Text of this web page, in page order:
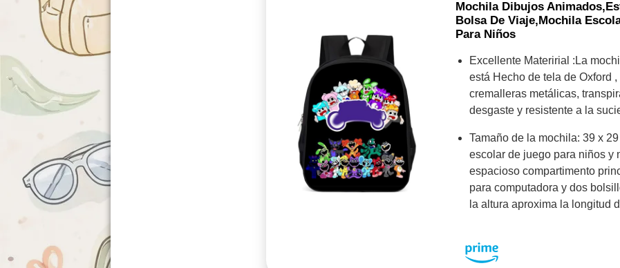
Mochila Dibujos
Bolsa De Viaje,Mochila
Para Niños
Excellente Materirial :La
está Hecho de tela de Oxford
cremalleras metálicas,
desgaste y resistente a la
Tamaño de la mochila: 39 x
escolar de juego para niños y
espacioso compartimento
para computadora y dos
la altura aproxima la longitud